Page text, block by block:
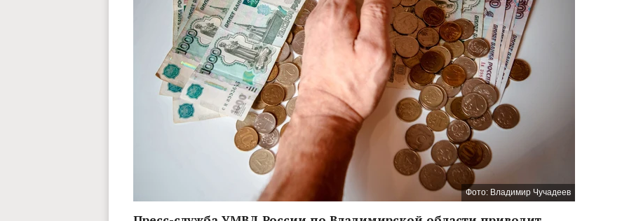
Фото: Владимир Чучадеев